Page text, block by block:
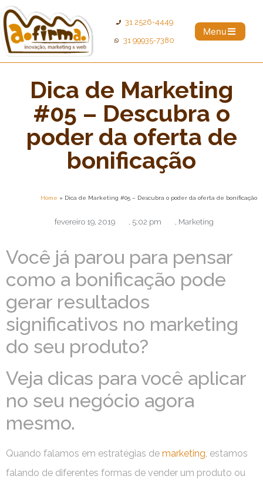
31 2526-4449
31 99935-7380
Menu
Dica de Marketing
#05 – Descubra o
poder da oferta de
bonificação
Home » Dica de Marketing #05 – Descubra o poder da oferta de bonificação
fevereiro 19, 2019 , 5:02 pm , Marketing
Você já parou para pensar
como a bonificação pode
gerar resultados
significativos no marketing
do seu produto?
Veja dicas para você aplicar
no seu negócio agora
mesmo.
Quando falamos em estratégias de marketing, estamos
falando de diferentes formas de vender um produto ou